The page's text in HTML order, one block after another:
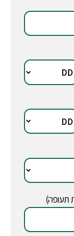
תעופה)